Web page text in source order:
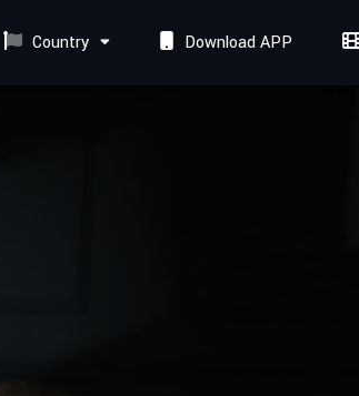
Country Download APP